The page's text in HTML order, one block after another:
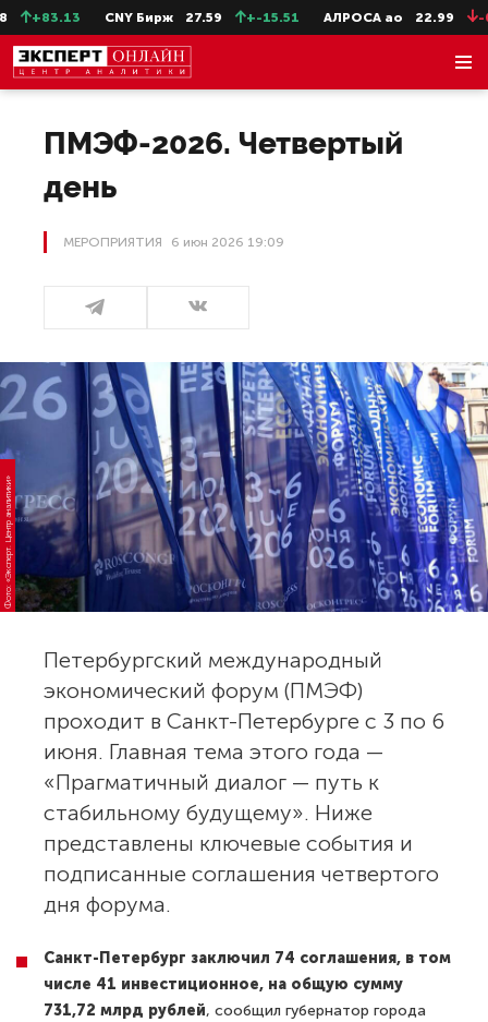
CNY Бирж 27.59 +-15.51 АЛРОСА ао 22.99 -0.25
ПМЭФ-2026. Четвертый
день
МЕРОПРИЯТИЯ 6 июн 2026 19:09
Фото: «Эксперт. Центр аналитики»
Петербургский международный
экономический форум (ПМЭФ)
проходит в Санкт-Петербурге с 3 по 6
июня. Главная тема этого года —
«Прагматичный диалог — путь к
стабильному будущему». Ниже
представлены ключевые события и
подписанные соглашения четвертого
дня форума.
Санкт-Петербург заключил 74 соглашения, в том
числе 41 инвестиционное, на общую сумму
731,72 млрд рублей, сообщил губернатор города